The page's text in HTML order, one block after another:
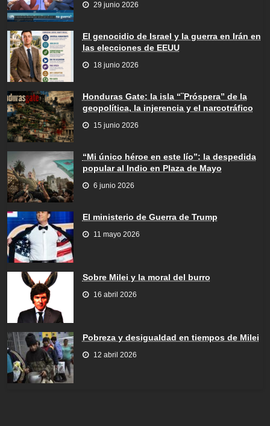
29 junio 2026
El genocidio de Israel y la guerra en Irán en
las elecciones de EEUU
18 junio 2026
Honduras Gate: la isla “¨Próspera” de la
geopolítica, la injerencia y el narcotráfico
15 junio 2026
“Mi único héroe en este lío”: la despedida
popular al Indio en Plaza de Mayo
6 junio 2026
El ministerio de Guerra de Trump
11 mayo 2026
Sobre Milei y la moral del burro
16 abril 2026
Pobreza y desigualdad en tiempos de Milei
12 abril 2026